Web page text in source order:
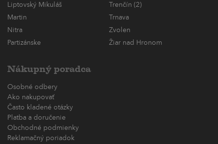
Liptovský Mikuláš
Trenčín (2)
Martin
Trnava
Nitra
Zvolen
Partizánske
Žiar nad Hronom
Nákupný poradca
Osobné odbery
Ako nakupovať
Často kladené otázky
Platba a doručenie
Obchodné podmienky
Reklamačný poriadok